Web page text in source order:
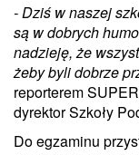
- Dziś w naszej
są w dobrych
nadzieję, że
żeby byli dobrze
reporterem
dyrektor Szkoły
Do egzaminu